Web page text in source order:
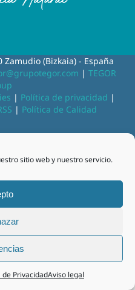
sitio web y nuestro servicio.
de PrivacidadAviso legal
Zamudio (Bizkaia) - España
| TEGOR
| Política de privacidad |
| Política de Calidad